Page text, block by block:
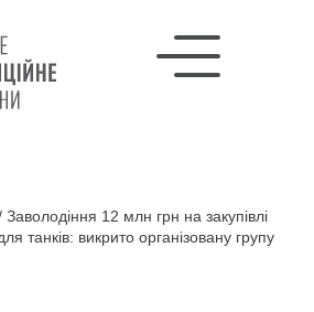
Заволодіння 12 млн грн на закупівлі
танків: викрито організовану групу